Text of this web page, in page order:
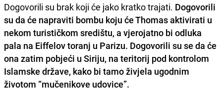
Dogovorili su brak koji će jako kratko trajati. Dogovorili
su da će napraviti bombu koju će Thomas aktivirati u
nekom turističkom središtu, a vjerojatno bi odluka
pala na Eiffelov toranj u Parizu. Dogovorili su se da će
ona zatim pobjeći u Siriju, na teritorij pod kontrolom
Islamske države, kako bi tamo živjela ugodnim
životom “mučenikove udovice”.